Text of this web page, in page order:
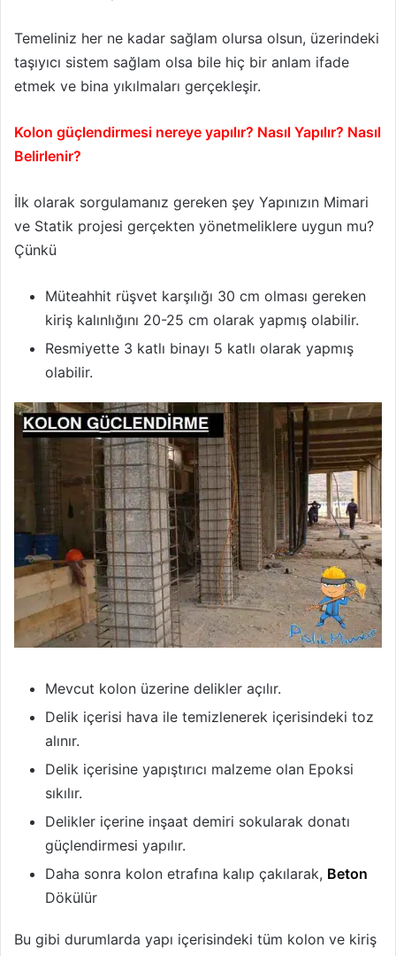
Temeliniz her ne kadar sağlam olursa olsun, üzerindeki
taşıyıcı sistem sağlam olsa bile hiç bir anlam ifade
etmek ve bina yıkılmaları gerçekleşir.
Kolon güçlendirmesi nereye yapılır? Nasıl Yapılır? Nasıl
Belirlenir?
İlk olarak sorgulamanız gereken şey Yapınızın Mimari
ve Statik projesi gerçekten yönetmeliklere uygun mu?
Çünkü
Müteahhit rüşvet karşılığı 30 cm olması gereken
kiriş kalınlığını 20-25 cm olarak yapmış olabilir.
Resmiyette 3 katlı binayı 5 katlı olarak yapmış
olabilir.
Mevcut kolon üzerine delikler açılır.
Delik içerisi hava ile temizlenerek içerisindeki toz
alınır.
Delik içerisine yapıştırıcı malzeme olan Epoksi
sıkılır.
Delikler içerine inşaat demiri sokularak donatı
güçlendirmesi yapılır.
Daha sonra kolon etrafına kalıp çakılarak, Beton
Dökülür
Bu gibi durumlarda yapı içerisindeki tüm kolon ve kiriş